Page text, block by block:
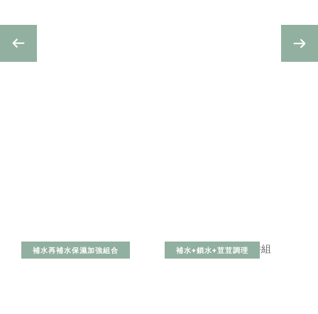
補水再補水保濕加強組合 補水+鎖水+荳荳調理